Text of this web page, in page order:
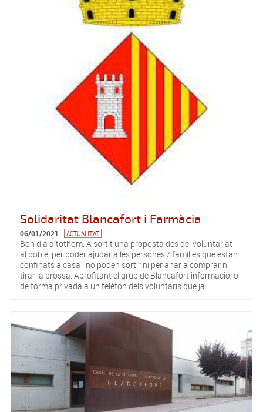
Solidaritat Blancafort i Farmàcia
06/01/2021 ACTUALITAT
Bon dia a tothom. A sortit una proposta des del voluntariat
al poble, per poder ajudar a les persones / famílies que estan
confinats a casa i no poden sortir ni per anar a comprar ni
tirar la brossa. Aprofitant el grup de Blancafort informació, o
de forma privada a un telèfon dels voluntaris que ja...